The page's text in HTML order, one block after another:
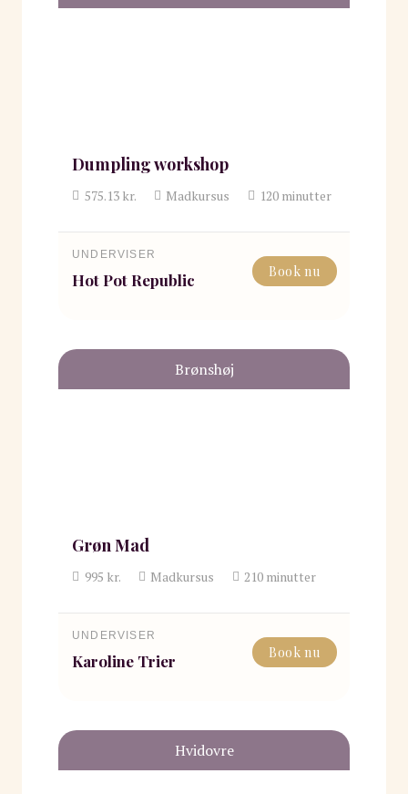
Dumpling workshop
575.13kr. Madkursus 120 minutter
UNDERVISER
Hot Pot Republic Book nu
Brønshøj
Grøn Mad
995 kr. Madkursus 210 minutter
UNDERVISER
Karoline Trier Book nu
Hvidovre